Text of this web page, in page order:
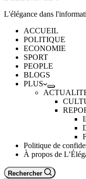
L'élégance dans
ACCUEIL
POLITIQUE
ECONOMIE
SPORT
PEOPLE
BLOGS
PLUS
Politique de
À propos de
Rechercher